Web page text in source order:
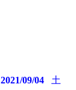
2021/09/04 土